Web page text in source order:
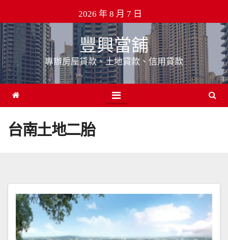
to
content
2026 年 8 月 7 日
豐興當舖
專辦房屋貸款、土地貸款、信用貸款
台南土地二胎